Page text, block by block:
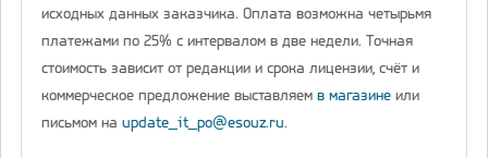
исходных данных заказчика. Оплата возможна четырьмя
платежами по 25% с интервалом в две недели. Точная
стоимость зависит от редакции и срока лицензии, счёт и
коммерческое предложение выставляем в магазине или
письмом на update_it_po@esouz.ru.